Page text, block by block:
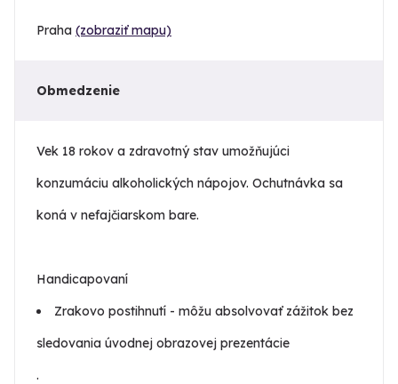
Praha (zobraziť mapu)
Obmedzenie
Vek 18 rokov a zdravotný stav umožňujúci
konzumáciu alkoholických nápojov. Ochutnávka sa
koná v nefajčiarskom bare.
Handicapovaní
Zrakovo postihnutí - môžu absolvovať zážitok bez
sledovania úvodnej obrazovej prezentácie
.